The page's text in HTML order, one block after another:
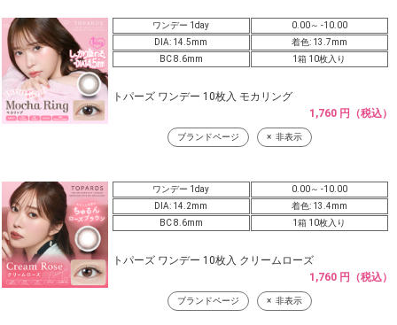
ワンデー 1day
0.00～ -10.00
DIA: 14.5mm
着色: 13.7mm
BC 8.6mm
1箱 10枚入り
トパーズ ワンデー 10枚入 モカリング
1,760 円（税込）
ブランドページ 非表示
ワンデー 1day
0.00～ -10.00
DIA: 14.2mm
着色: 13.4mm
BC 8.6mm
1箱 10枚入り
トパーズ ワンデー 10枚入 クリームローズ
1,760 円（税込）
ブランドページ 非表示